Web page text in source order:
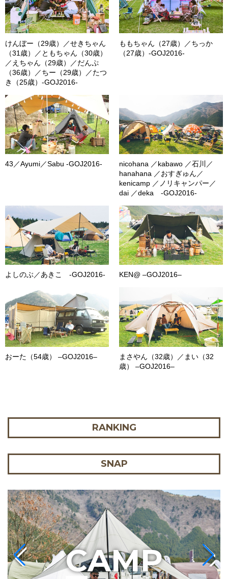
けんぼー（29歳）／せきちゃん
（31歳）／ともちゃん（30歳）
／えちゃん（29歳）／だんぷ
（36歳）／ちー（29歳）／たつ
き（25歳）-GOJ2016-
ももちゃん（27歳）／ちっか
（27歳）-GOJ2016-
43／Ayumi／Sabu -GOJ2016-
nicohana ／kabawo ／石川／
hanahana ／おすぎゅん／
kenicamp ／ノリキャンパー／
dai ／deka -GOJ2016-
よしのぶ／あきこ -GOJ2016- KEN@ –GOJ2016–
おーた（54歳） –GOJ2016–
まさやん（32歳）／まい（32
歳） –GOJ2016–
RANKING
SNAP
CAMP